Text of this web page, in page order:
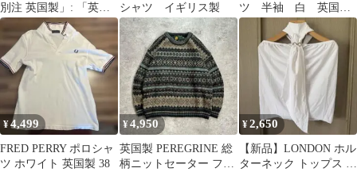
別注 英国製」: 「英国
ミリタリーのヴィンテ
ージ」
シャツ イギリス製
ツ 半袖 白 英国
製 イングランド製
¥4,499
FRED PERRY ポロシャ
ツ ホワイト 英国製 38
¥4,950
英国製 PEREGRINE 総
柄ニットセーター フェ
¥2,650
【新品】LONDON ホル
ターネック トップス イ